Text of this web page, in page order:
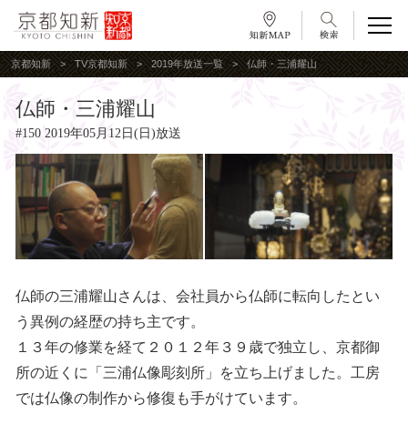
京都知新 TV京都知新 2019年放送一覧 仏師・三浦耀山
仏師・三浦耀山
#150 2019年05月12日(日)放送
仏師の三浦耀山さんは、会社員から仏師に転向したとい
う異例の経歴の持ち主です。
１３年の修業を経て２０１２年３９歳で独立し、京都御
所の近くに「三浦仏像彫刻所」を立ち上げました。工房
では仏像の制作から修復も手がけています。